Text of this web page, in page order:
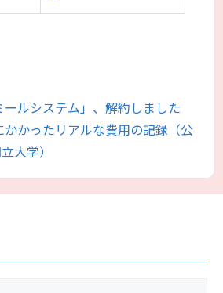
ルシステム」、解約しました
かかったリアルな費用の記録（公
大学）